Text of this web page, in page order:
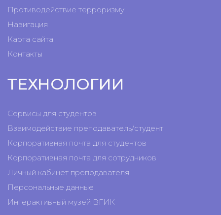
Противодействие терроризму
Навигация
Карта сайта
Контакты
ТЕХНОЛОГИИ
Сервисы для студентов
Взаимодействие преподаватель/студент
Корпоративная почта для студентов
Корпоративная почта для сотрудников
Личный кабинет преподавателя
Персональные данные
Интерактивный музей ВГИК